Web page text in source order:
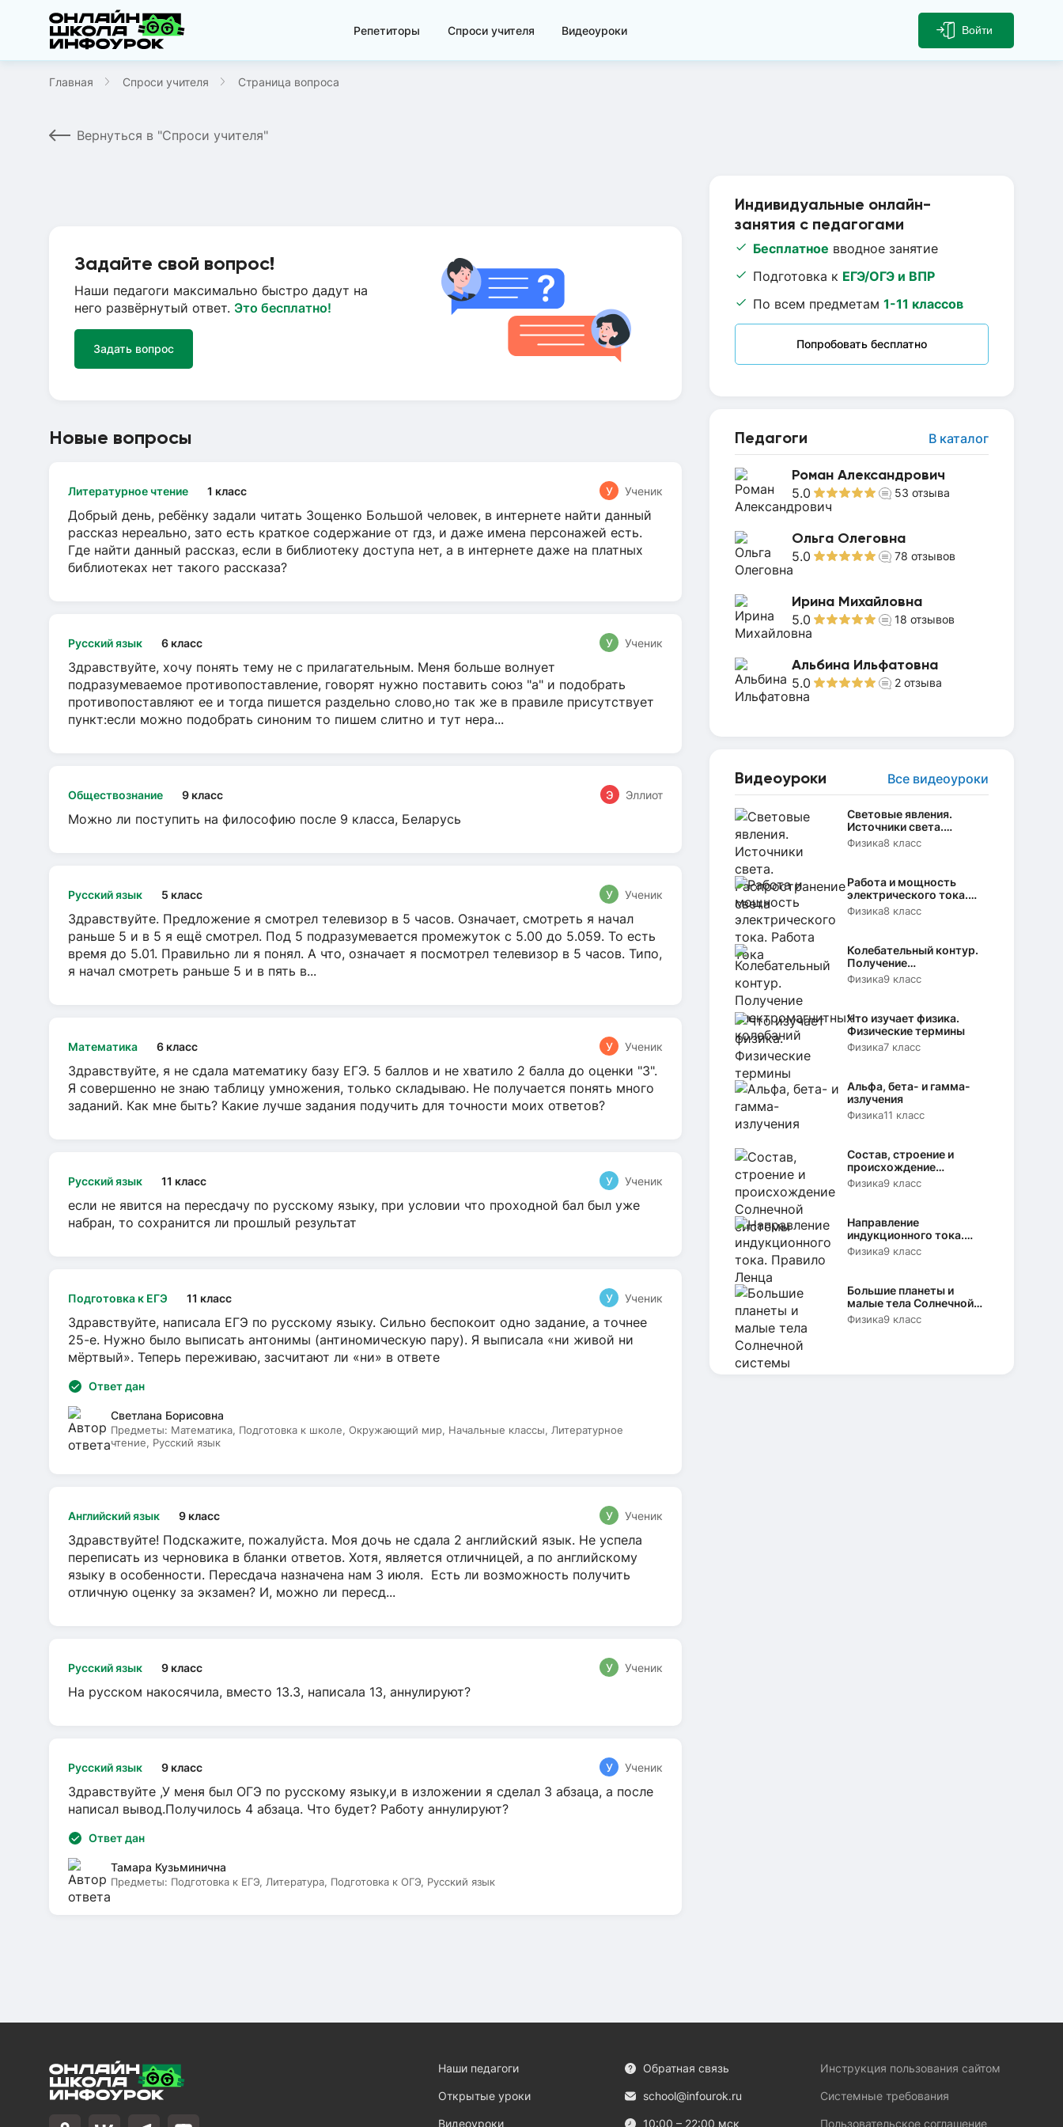
Репетиторы Спроси учителя Видеоуроки Войти
Главная Спроси учителя Страница вопроса
Вернуться в "Спроси учителя"
Индивидуальные онлайн-
занятия с педагогами
Бесплатное вводное занятие
Подготовка к ЕГЭ/ОГЭ и ВПР
По всем предметам 1-11 классов
Попробовать бесплатно
Педагоги В каталог
Роман Александрович
5.0 53 отзыва
Ольга Олеговна
5.0 78 отзывов
Ирина Михайловна
5.0 18 отзывов
Альбина Ильфатовна
5.0 2 отзыва
Видеоуроки Все видеоуроки
Световые явления.
Источники света.
Распространение света
Физика8 класс
Работа и мощность
электрического тока.
Работа тока
Физика8 класс
Колебательный контур.
Получение
электромагнитных
колебаний
Физика9 класс
Что изучает физика.
Физические термины
Физика7 класс
Альфа, бета- и гамма-
излучения
Физика11 класс
Состав, строение и
происхождение
Солнечной системы
Физика9 класс
Направление
индукционного тока.
Правило Ленца
Физика9 класс
Большие планеты и
малые тела Солнечной
системы
Физика9 класс
Задайте свой вопрос!
Наши педагоги максимально быстро дадут на
него развёрнутый ответ. Это бесплатно!
Задать вопрос
Новые вопросы
Литературное чтение 1 класс У Ученик
Добрый день, ребёнку задали читать Зощенко Большой человек, в интернете найти данный
рассказ нереально, зато есть краткое содержание от гдз, и даже имена персонажей есть.
Где найти данный рассказ, если в библиотеку доступа нет, а в интернете даже на платных
библиотеках нет такого рассказа?
Русский язык 6 класс У Ученик
Здравствуйте, хочу понять тему не с прилагательным. Меня больше волнует
подразумеваемое противопоставление, говорят нужно поставить союз "а" и подобрать
противопоставляют ее и тогда пишется раздельно слово,но так же в правиле присутствует
пункт:если можно подобрать синоним то пишем слитно и тут нера...
Обществознание 9 класс Э Эллиот
Можно ли поступить на философию после 9 класса, Беларусь
Русский язык 5 класс У Ученик
Здравствуйте. Предложение я смотрел телевизор в 5 часов. Означает, смотреть я начал
раньше 5 и в 5 я ещё смотрел. Под 5 подразумевается промежуток с 5.00 до 5.059. То есть
время до 5.01. Правильно ли я понял. А что, означает я посмотрел телевизор в 5 часов. Типо,
я начал смотреть раньше 5 и в пять в...
Математика 6 класс У Ученик
Здравствуйте, я не сдала математику базу ЕГЭ. 5 баллов и не хватило 2 балла до оценки "3".
Я совершенно не знаю таблицу умножения, только складываю. Не получается понять много
заданий. Как мне быть? Какие лучше задания подучить для точности моих ответов?
Русский язык 11 класс У Ученик
если не явится на пересдачу по русскому языку, при условии что проходной бал был уже
набран, то сохранится ли прошлый результат
Подготовка к ЕГЭ 11 класс У Ученик
Здравствуйте, написала ЕГЭ по русскому языку. Сильно беспокоит одно задание, а точнее
25-е. Нужно было выписать антонимы (антиномическую пару). Я выписала «ни живой ни
мёртвый». Теперь переживаю, засчитают ли «ни» в ответе
Ответ дан
Светлана Борисовна
Предметы: Математика, Подготовка к школе, Окружающий мир, Начальные классы, Литературное
чтение, Русский язык
Английский язык 9 класс У Ученик
Здравствуйте! Подскажите, пожалуйста. Моя дочь не сдала 2 английский язык. Не успела
переписать из черновика в бланки ответов. Хотя, является отличницей, а по английскому
языку в особенности. Пересдача назначена нам 3 июля. Есть ли возможность получить
отличную оценку за экзамен? И, можно ли пересд...
Русский язык 9 класс У Ученик
На русском накосячила, вместо 13.3, написала 13, аннулируют?
Русский язык 9 класс У Ученик
Здравствуйте ,У меня был ОГЭ по русскому языку,и в изложении я сделал 3 абзаца, а после
написал вывод.Получилось 4 абзаца. Что будет? Работу аннулируют?
Ответ дан
Тамара Кузьминична
Предметы: Подготовка к ЕГЭ, Литература, Подготовка к ОГЭ, Русский язык
Наши педагоги
Открытые уроки
Видеоуроки
Обратная связь
school@infourok.ru
10:00 – 22:00 мск
Инструкция пользования сайтом
Системные требования
Пользовательское соглашение